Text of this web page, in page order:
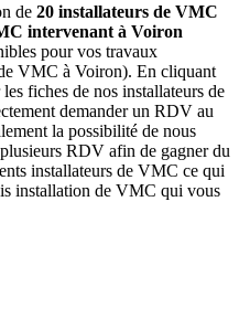
de 20 installateurs de VMC
intervenant à Voiron
pour vos travaux
VMC à Voiron). En cliquant
fiches de nos installateurs de
demander un RDV au
la possibilité de nous
RDV afin de gagner du
installateurs de VMC ce qui
installation de VMC qui vous